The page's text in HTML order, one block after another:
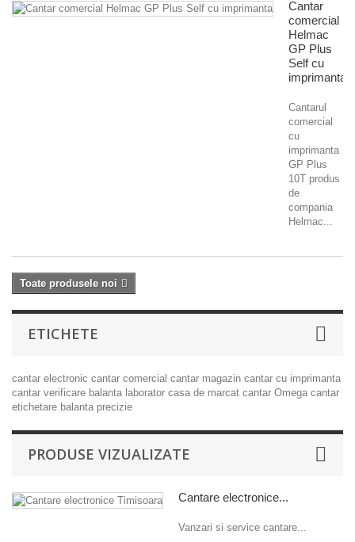
Cantar
comercial
Helmac
GP Plus
Self cu
imprimanta
Cantarul
comercial
cu
imprimanta
GP Plus
10T produs
de
compania
Helmac...
Toate produsele noi
ETICHETE
cantar electronic cantar comercial cantar magazin cantar cu imprimanta
cantar verificare balanta laborator casa de marcat cantar Omega cantar
etichetare balanta precizie
PRODUSE VIZUALIZATE
Cantare electronice...
Vanzari si service cantare...